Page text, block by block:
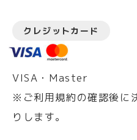
クレジットカード
VISA・Master
※ご利用規約の確認後に
りします。